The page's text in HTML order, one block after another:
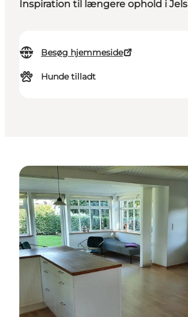
Inspiration til længere ophold i Jels
Besøg hjemmeside
Hunde tilladt